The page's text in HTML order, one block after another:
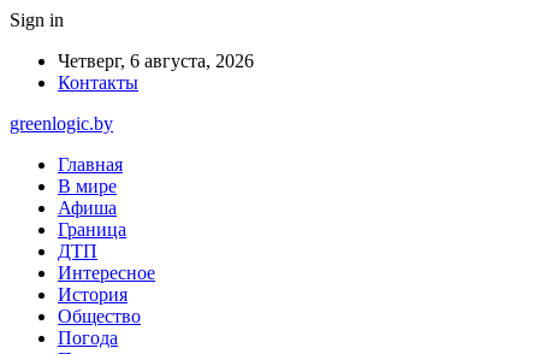
Sign in
Четверг, 6 августа, 2026
Контакты
greenlogic.by
Главная
В мире
Афиша
Граница
ДТП
Интересное
История
Общество
Погода